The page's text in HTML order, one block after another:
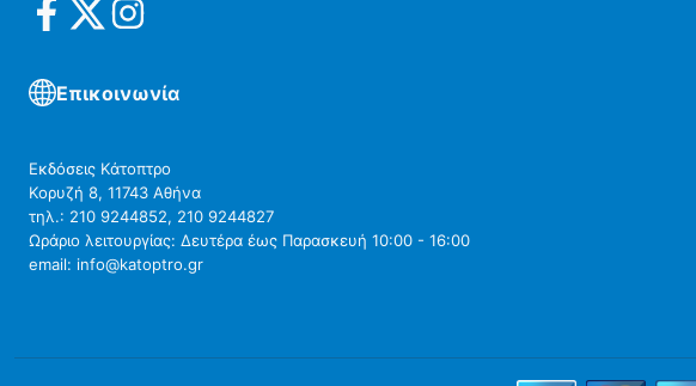
Επικοινωνία
Εκδόσεις Κάτοπτρο
Κορυζή 8, 11743 Αθήνα
τηλ.: 210 9244852, 210 9244827
Ωράριο λειτουργίας: Δευτέρα έως Παρασκευή 10:00 - 16:00
email: info@katoptro.gr